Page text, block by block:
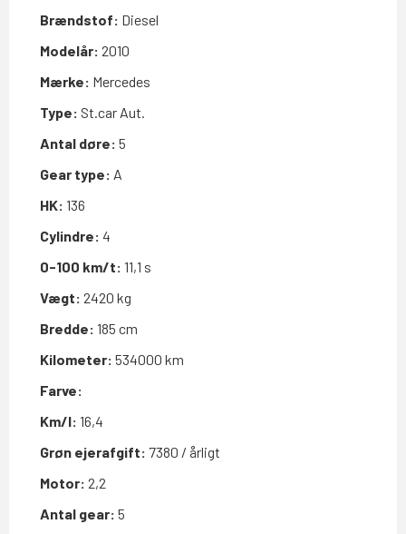
Brændstof: Diesel
Modelår: 2010
Mærke: Mercedes
Type: St.car Aut.
Antal døre: 5
Gear type: A
HK: 136
Cylindre: 4
0-100 km/t: 11,1 s
Vægt: 2420 kg
Bredde: 185 cm
Kilometer: 534000 km
Farve:
Km/l: 16,4
Grøn ejerafgift: 7380 / årligt
Motor: 2,2
Antal gear: 5